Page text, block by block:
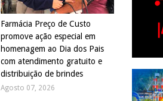
Farmácia Preço de Custo
promove ação especial em
homenagem ao Dia dos Pais
com atendimento gratuito e
distribuição de brindes
Agosto 07, 2026